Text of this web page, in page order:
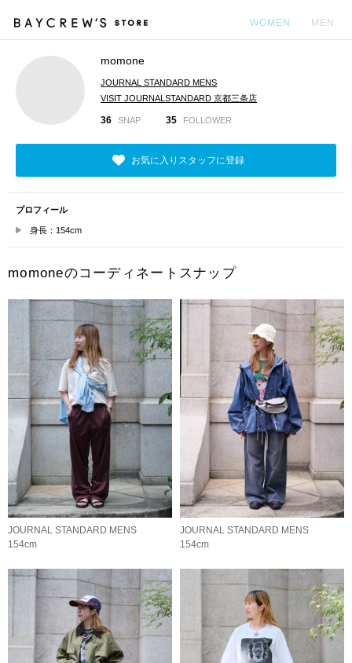
WOMEN MEN
momone
JOURNAL STANDARD MENS
VISIT JOURNALSTANDARD 京都三条店
36 SNAP 35 FOLLOWER
お気に入りスタッフに登録
プロフィール
身長：154cm
momoneのコーディネートスナップ
JOURNAL STANDARD MENS
154cm
JOURNAL STANDARD MENS
154cm